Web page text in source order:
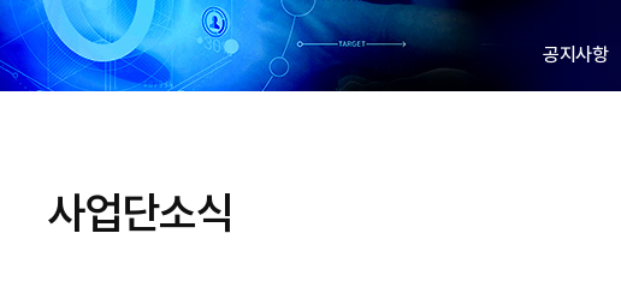
공지사항
사업단소식